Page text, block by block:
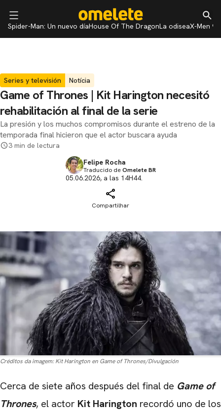
Spider-Man: Un nuevo díaHouse Of The DragonLa odiseaX-Men 97
Series y televisión Notícia
Game of Thrones | Kit Harington necesitó
rehabilitación al final de la serie
La presión y los muchos compromisos durante el estreno de la
temporada final hicieron que el actor buscara ayuda
3 min de lectura
Felipe Rocha
Traducido deOmelete BR
05.06.2026, a las 14H44.
Compartilhar
Créditos da imagem: Kit Harington en Game of Thrones/Divulgación
Cerca de siete años después del final de Game of
Thrones, el actor Kit Harington recordó uno de los